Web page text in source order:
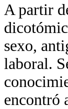
A partir
sexo,
laboral.
encontró